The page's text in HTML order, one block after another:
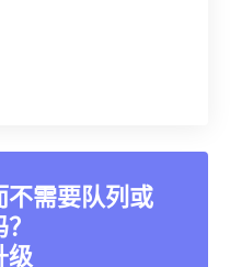
不需要队列或
级